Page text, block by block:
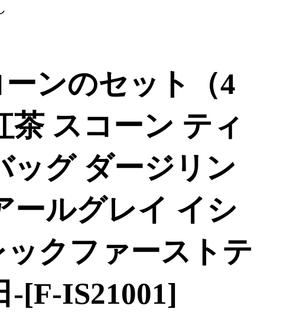
ンのセット（4
茶 スコーン ティ
ッグ ダージリン
ールグレイ イシ
クファーストテ
-[F-IS21001]